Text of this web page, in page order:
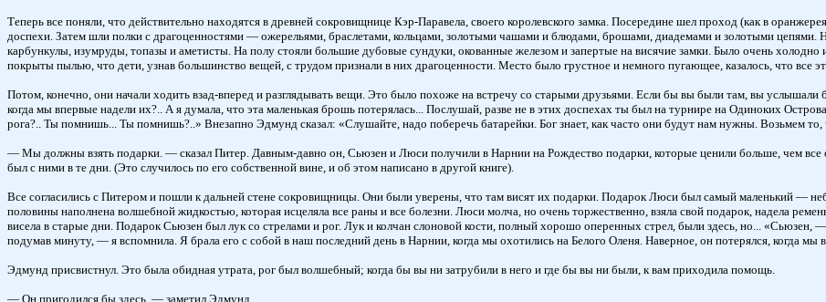
Теперь все поняли, что действительно находятся в древней сокровищнице Кэр-Паравела, своего королевского замка. Посередине шел проход (как в
доспехи. Затем шли полки с драгоценностями — ожерельями, браслетами, кольцами, золотыми чашами и блюдами, брошами, диадемами и золотыми цепями.
карбункулы, изумруды, топазы и аметисты. На полу стояли большие дубовые сундуки, окованные железом и запертые на висячие замки. Было очень
покрыты пылью, что дети, узнав большинство вещей, с трудом признали в них драгоценности. Место было грустное и немного пугающее, казалось, что все
Потом, конечно, они начали ходить взад-вперед и разглядывать вещи. Это было похоже на встречу со старыми друзьями. Если бы вы были там, вы
когда мы впервые надели их?.. А я думала, что эта маленькая брошь потерялась... Послушай, разве не в этих доспехах ты был на турнире на Одиноких
рога?.. Ты помнишь... Ты помнишь?..» Внезапно Эдмунд сказал: «Слушайте, надо поберечь батарейки. Бог знает, как часто они будут нам нужны. Возьмем
— Мы должны взять подарки. — сказал Питер. Давным-давно он, Сьюзен и Люси получили в Нарнии на Рождество подарки, которые ценили больше, чем все
был с ними в те дни. (Это случилось по его собственной вине, и об этом написано в другой книге).
Все согласились с Питером и пошли к дальней стене сокровищницы. Они были уверены, что там висят их подарки. Подарок Люси был самый маленький —
половины наполнена волшебной жидкостью, которая исцеляла все раны и все болезни. Люси молча, но очень торжественно, взяла свой подарок, надела
висела в старые дни. Подарок Сьюзен был лук со стрелами и рог. Лук и колчан слоновой кости, полный хорошо оперенных стрел, были здесь, но...
подумав минуту, — я вспомнила. Я брала его с собой в наш последний день в Нарнии, когда мы охотились на Белого Оленя. Наверное, он потерялся, когда мы
Эдмунд присвистнул. Это была обидная утрата, рог был волшебный; когда бы вы ни затрубили в него и где бы вы ни были, к вам приходила помощь.
— Он пригодился бы здесь, — заметил Эдмунд.